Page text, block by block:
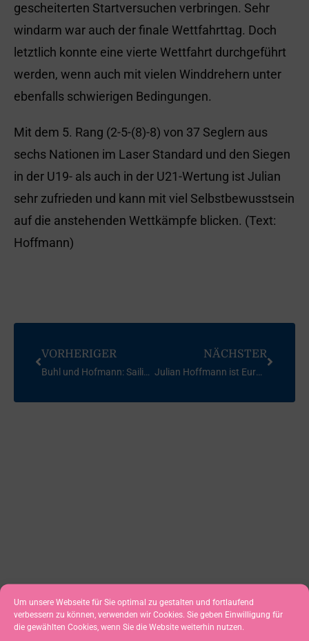
Um unsere Webseite für Sie optimal zu gestalten und fortlaufend
verbessern zu können, verwenden wir Cookies. Sie geben Einwilligung für
die gewählten Cookies, wenn Sie die Website weiterhin nutzen.
gescheiterten Startversuchen verbringen. Sehr
windarm war auch der finale Wettfahrttag. Doch
letztlich konnte eine vierte Wettfahrt durchgeführt
werden, wenn auch mit vielen Winddrehern unter
ebenfalls schwierigen Bedingungen.
Mit dem 5. Rang (2-5-(8)-8) von 37 Seglern aus
sechs Nationen im Laser Standard und den Siegen
in der U19- als auch in der U21-Wertung ist Julian
sehr zufrieden und kann mit viel Selbstbewusstsein
auf die anstehenden Wettkämpfe blicken. (Text:
Hoffmann)
VORHERIGER
Buhl und Hofmann: Sailing Highlight 2019
NÄCHSTER
Julian Hoffmann ist Europameister (U21)
WEITERE